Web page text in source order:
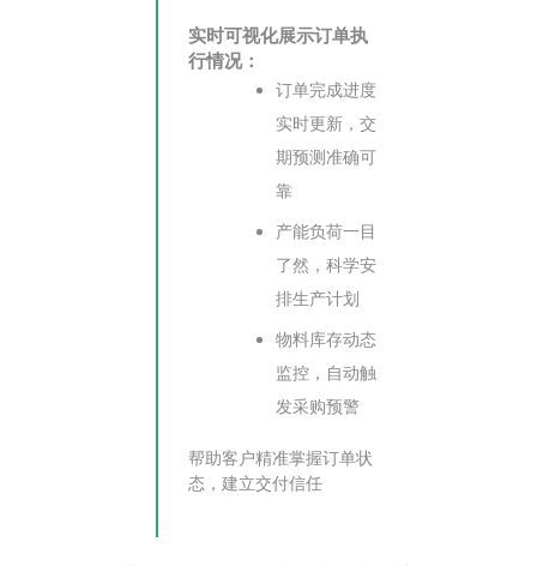
实时可视化展示订单执
行情况：
订单完成进度
实时更新，交
期预测准确可
靠
产能负荷一目
了然，科学安
排生产计划
物料库存动态
监控，自动触
发采购预警
帮助客户精准掌握订单状
态，建立交付信任